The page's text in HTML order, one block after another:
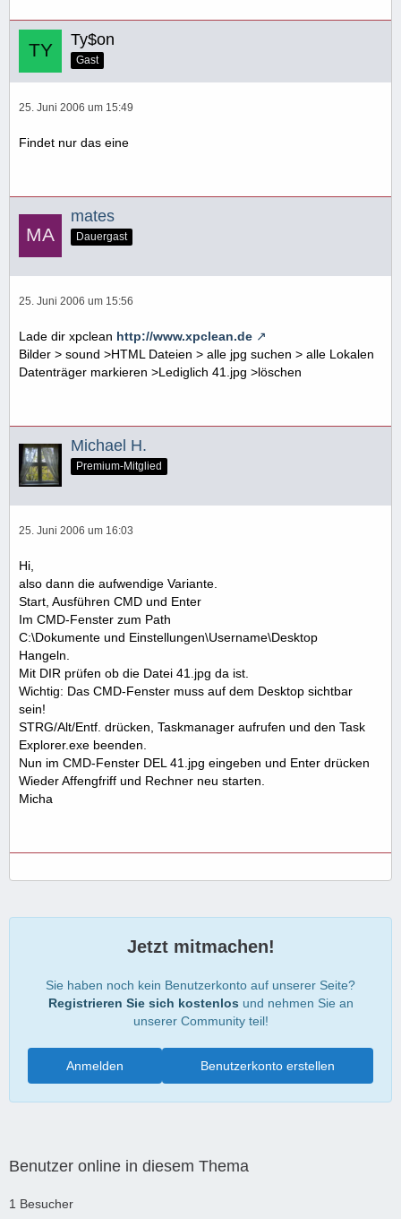
Ty$on
Gast
25. Juni 2006 um 15:49
Findet nur das eine
mates
Dauergast
25. Juni 2006 um 15:56
Lade dir xpclean http://www.xpclean.de
Bilder > sound >HTML Dateien > alle jpg suchen > alle Lokalen
Datenträger markieren >Lediglich 41.jpg >löschen
Michael H.
Premium-Mitglied
25. Juni 2006 um 16:03
Hi,
also dann die aufwendige Variante.
Start, Ausführen CMD und Enter
Im CMD-Fenster zum Path
C:\Dokumente und Einstellungen\Username\Desktop
Hangeln.
Mit DIR prüfen ob die Datei 41.jpg da ist.
Wichtig: Das CMD-Fenster muss auf dem Desktop sichtbar
sein!
STRG/Alt/Entf. drücken, Taskmanager aufrufen und den Task
Explorer.exe beenden.
Nun im CMD-Fenster DEL 41.jpg eingeben und Enter drücken
Wieder Affengfriff und Rechner neu starten.
Micha
Jetzt mitmachen!
Sie haben noch kein Benutzerkonto auf unserer Seite?
Registrieren Sie sich kostenlos und nehmen Sie an
unserer Community teil!
Benutzerkonto erstellen
Anmelden
Benutzer online in diesem Thema
1 Besucher